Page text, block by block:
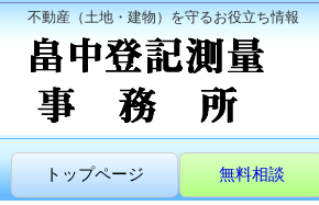
不動産（土地・建物）を守るお役立ち情報
トップページ 無料相談